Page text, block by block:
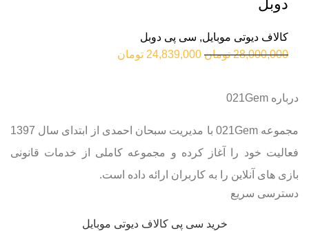
دوبل
کالاف دیوتی موبایل, سی پی دوبل
28,000,000 تومان 24,839,000 تومان
درباره 021Gem
مجموعه 021Gem با مدیریت سبحان احمدی از ابتدای سال 1397
فعالیت خود را آغاز کرده و مجموعه کاملی از خدمات قانونی
بازی های آنلاین را به کاربران ارائه داده است.
دسترسی سریع
خرید سی پی کالاف دیوتی موبایل